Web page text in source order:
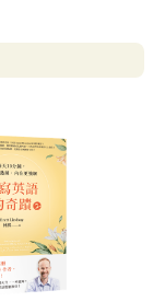
另一段人生啦
耶穌基督誕生到現